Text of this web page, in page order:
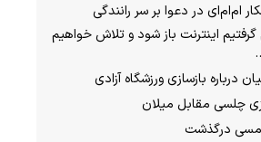
ام‌ام‌ای در دعوا بر سر رانندگی
اینترنت باز شود و تلاش خواهیم
درباره بازسازی ورزشگاه آزادی
چلسی مقابل میلان
مسی درگذشت